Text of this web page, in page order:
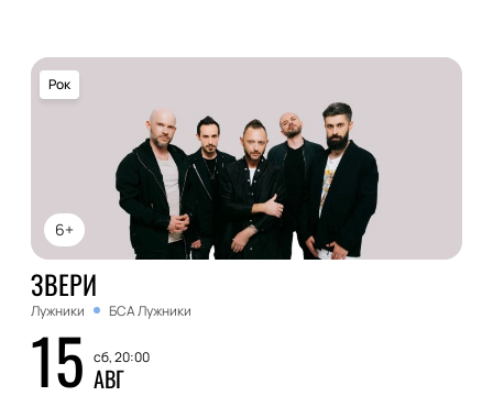
6+
Рок
ЗВЕРИ
Лужники БСА Лужники
15 сб, 20:00
АВГ